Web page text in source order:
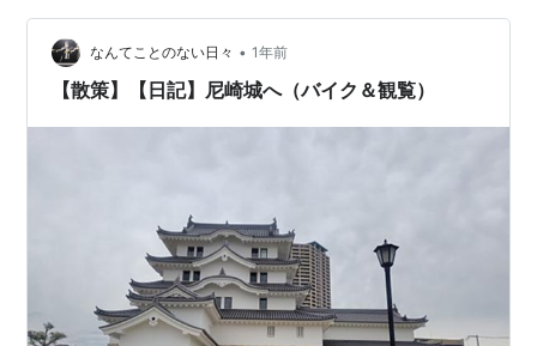
たが〝ミドリ電化〟は店舗ブランドとして残った。
ミドリ電化〟から〝 ミドリ〟に店舗ブランドが変更さ
れた。
エディオンEAST
エディオンWEST
なんてことのない日々 • 1年前
【散策】【日記】尼崎城へ（バイク＆観覧）